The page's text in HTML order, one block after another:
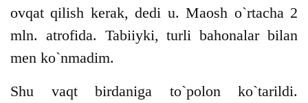
ovqat qilish kerak, dedi u. Maosh o`rtacha 2
mln. atrofida. Tabiiyki, turli bahonalar bilan
men ko`nmadim.
Shu vaqt birdaniga to`polon ko`tarildi.